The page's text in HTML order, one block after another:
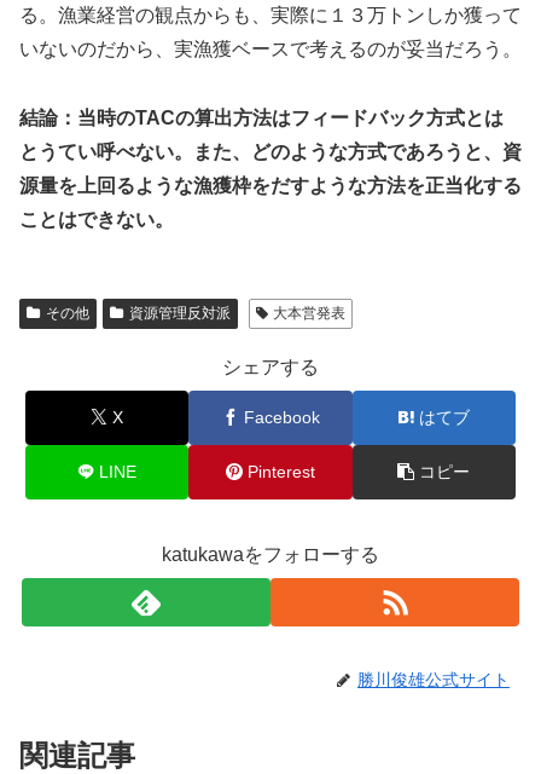
る。漁業経営の観点からも、実際に１３万トンしか獲って
いないのだから、実漁獲ベースで考えるのが妥当だろう。
結論：当時のTACの算出方法はフィードバック方式とは
とうてい呼べない。また、どのような方式であろうと、資
源量を上回るような漁獲枠をだすような方法を正当化する
ことはできない。
その他 資源管理反対派 大本営発表
シェアする
X Facebook はてブ
LINE Pinterest コピー
katukawaをフォローする
勝川俊雄公式サイト
関連記事